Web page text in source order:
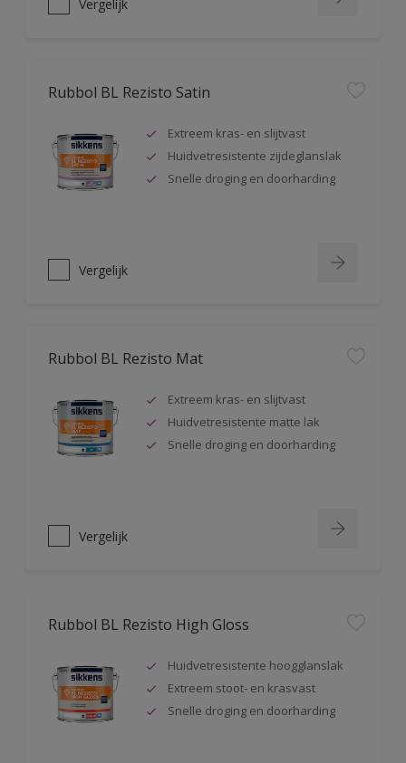
Vergelijk
Rubbol BL Rezisto Satin
Extreem kras- en slijtvast
Huidvetresistente zijdeglanslak
Snelle droging en doorharding
Vergelijk
Rubbol BL Rezisto Mat
Extreem kras- en slijtvast
Huidvetresistente matte lak
Snelle droging en doorharding
Vergelijk
Rubbol BL Rezisto High Gloss
Huidvetresistente hoogglanslak
Extreem stoot- en krasvast
Snelle droging en doorharding